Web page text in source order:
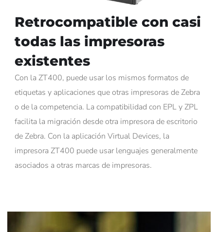
Retrocompatible con casi
todas las impresoras
existentes
Con la ZT400, puede usar los mismos formatos de
etiquetas y aplicaciones que otras impresoras de Zebra
o de la competencia. La compatibilidad con EPL y ZPL
facilita la migración desde otra impresora de escritorio
de Zebra. Con la aplicación Virtual Devices, la
impresora ZT400 puede usar lenguajes generalmente
asociados a otras marcas de impresoras.